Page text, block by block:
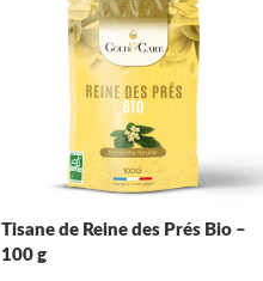
Tisane de Reine des Prés Bio –
100 g